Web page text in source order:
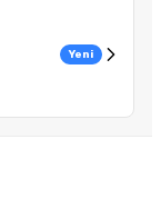
Yeni